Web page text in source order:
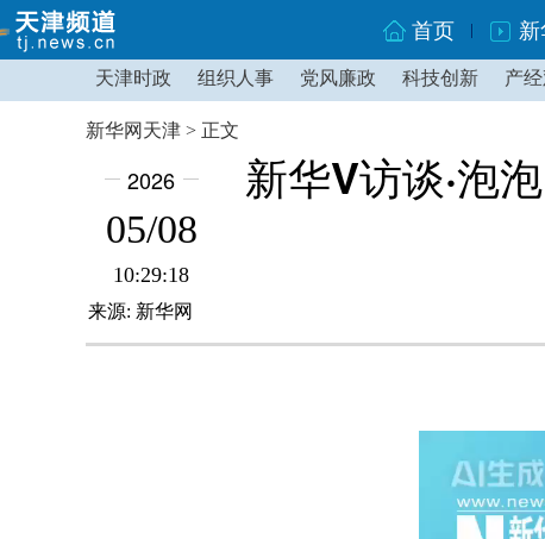
首页
天津时政 组织人事 党风廉政 科技创新 产
新华网天津 > 正文
2026
05/08
10:29:18
来源: 新华网
新华V访谈·泡